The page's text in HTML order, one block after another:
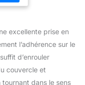
excellente prise en
l’adhérence sur le
d’enrouler
couvercle et
tournant dans le sens